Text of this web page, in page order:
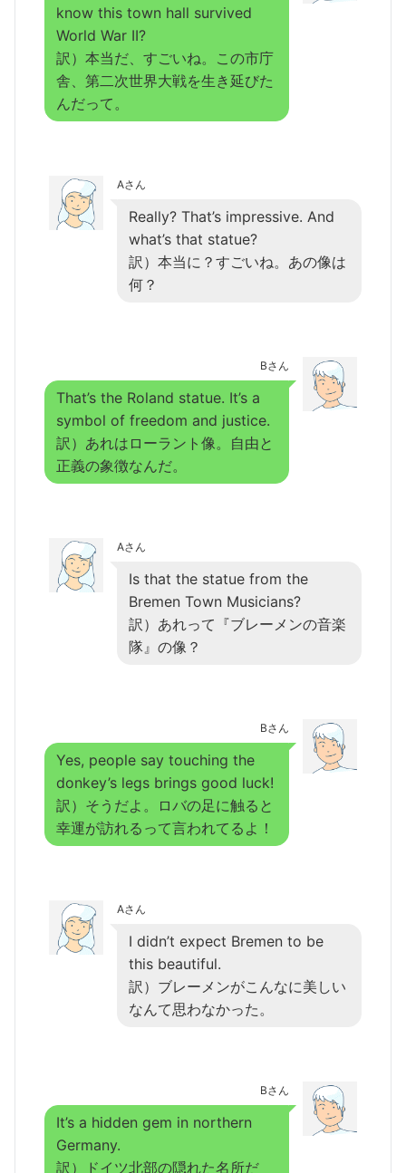
know this town hall survived
World War II?
訳）本当だ、すごいね。この市庁
舎、第二次世界大戦を生き延びた
んだって。
Aさん
Really? That’s impressive. And
what’s that statue?
訳）本当に？すごいね。あの像は
何？
Bさん
That’s the Roland statue. It’s a
symbol of freedom and justice.
訳）あれはローラント像。自由と
正義の象徴なんだ。
Aさん
Is that the statue from the
Bremen Town Musicians?
訳）あれって『ブレーメンの音楽
隊』の像？
Bさん
Yes, people say touching the
donkey’s legs brings good luck!
訳）そうだよ。ロバの足に触ると
幸運が訪れるって言われてるよ！
Aさん
I didn’t expect Bremen to be
this beautiful.
訳）ブレーメンがこんなに美しい
なんて思わなかった。
Bさん
It’s a hidden gem in northern
Germany.
訳）ドイツ北部の隠れた名所だ